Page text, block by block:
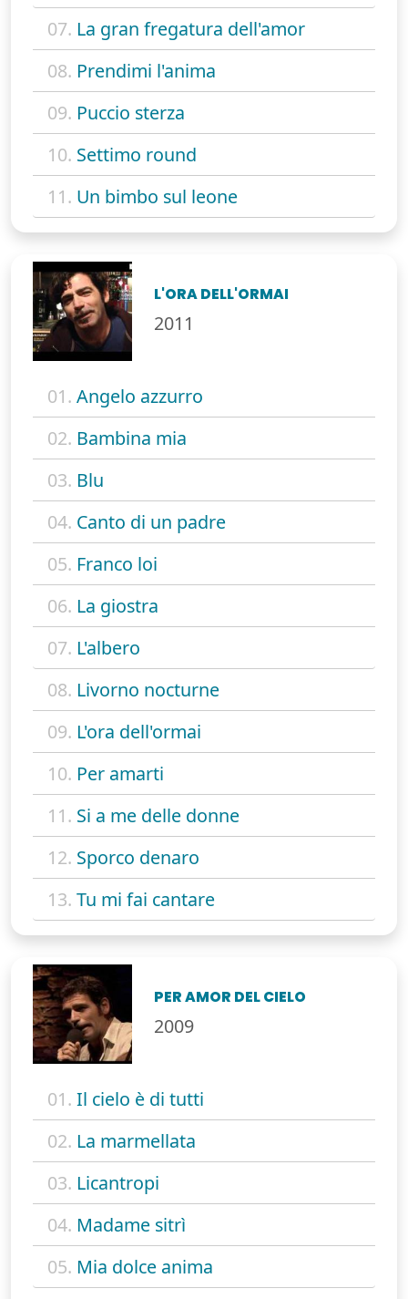
07. La gran fregatura dell'amor
08. Prendimi l'anima
09. Puccio sterza
10. Settimo round
11. Un bimbo sul leone
L'ORA DELL'ORMAI
2011
01. Angelo azzurro
02. Bambina mia
03. Blu
04. Canto di un padre
05. Franco loi
06. La giostra
07. L'albero
08. Livorno nocturne
09. L'ora dell'ormai
10. Per amarti
11. Si a me delle donne
12. Sporco denaro
13. Tu mi fai cantare
PER AMOR DEL CIELO
2009
01. Il cielo è di tutti
02. La marmellata
03. Licantropi
04. Madame sitrì
05. Mia dolce anima